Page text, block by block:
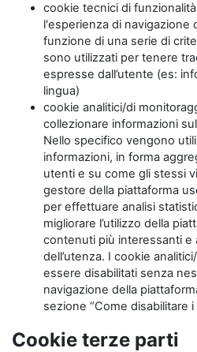
cookie tecnici di
l'esperienza di navigazione
funzione di una serie di
sono utilizzati per tenere
espresse dall’utente (es:
lingua)
cookie analitici/di
collezionare informazioni
Nello specifico vengono
informazioni, in forma
utenti e su come gli stessi
gestore della piattaforma
per effettuare analisi
migliorare l’utilizzo della
contenuti più interessanti e
dell’utenza. I cookie
essere disabilitati senza
navigazione della
sezione “Come disabilitare i
Cookie terze parti